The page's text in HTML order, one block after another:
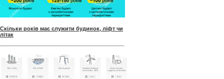
Скільки років має служити будинок, ліфт чи
літак